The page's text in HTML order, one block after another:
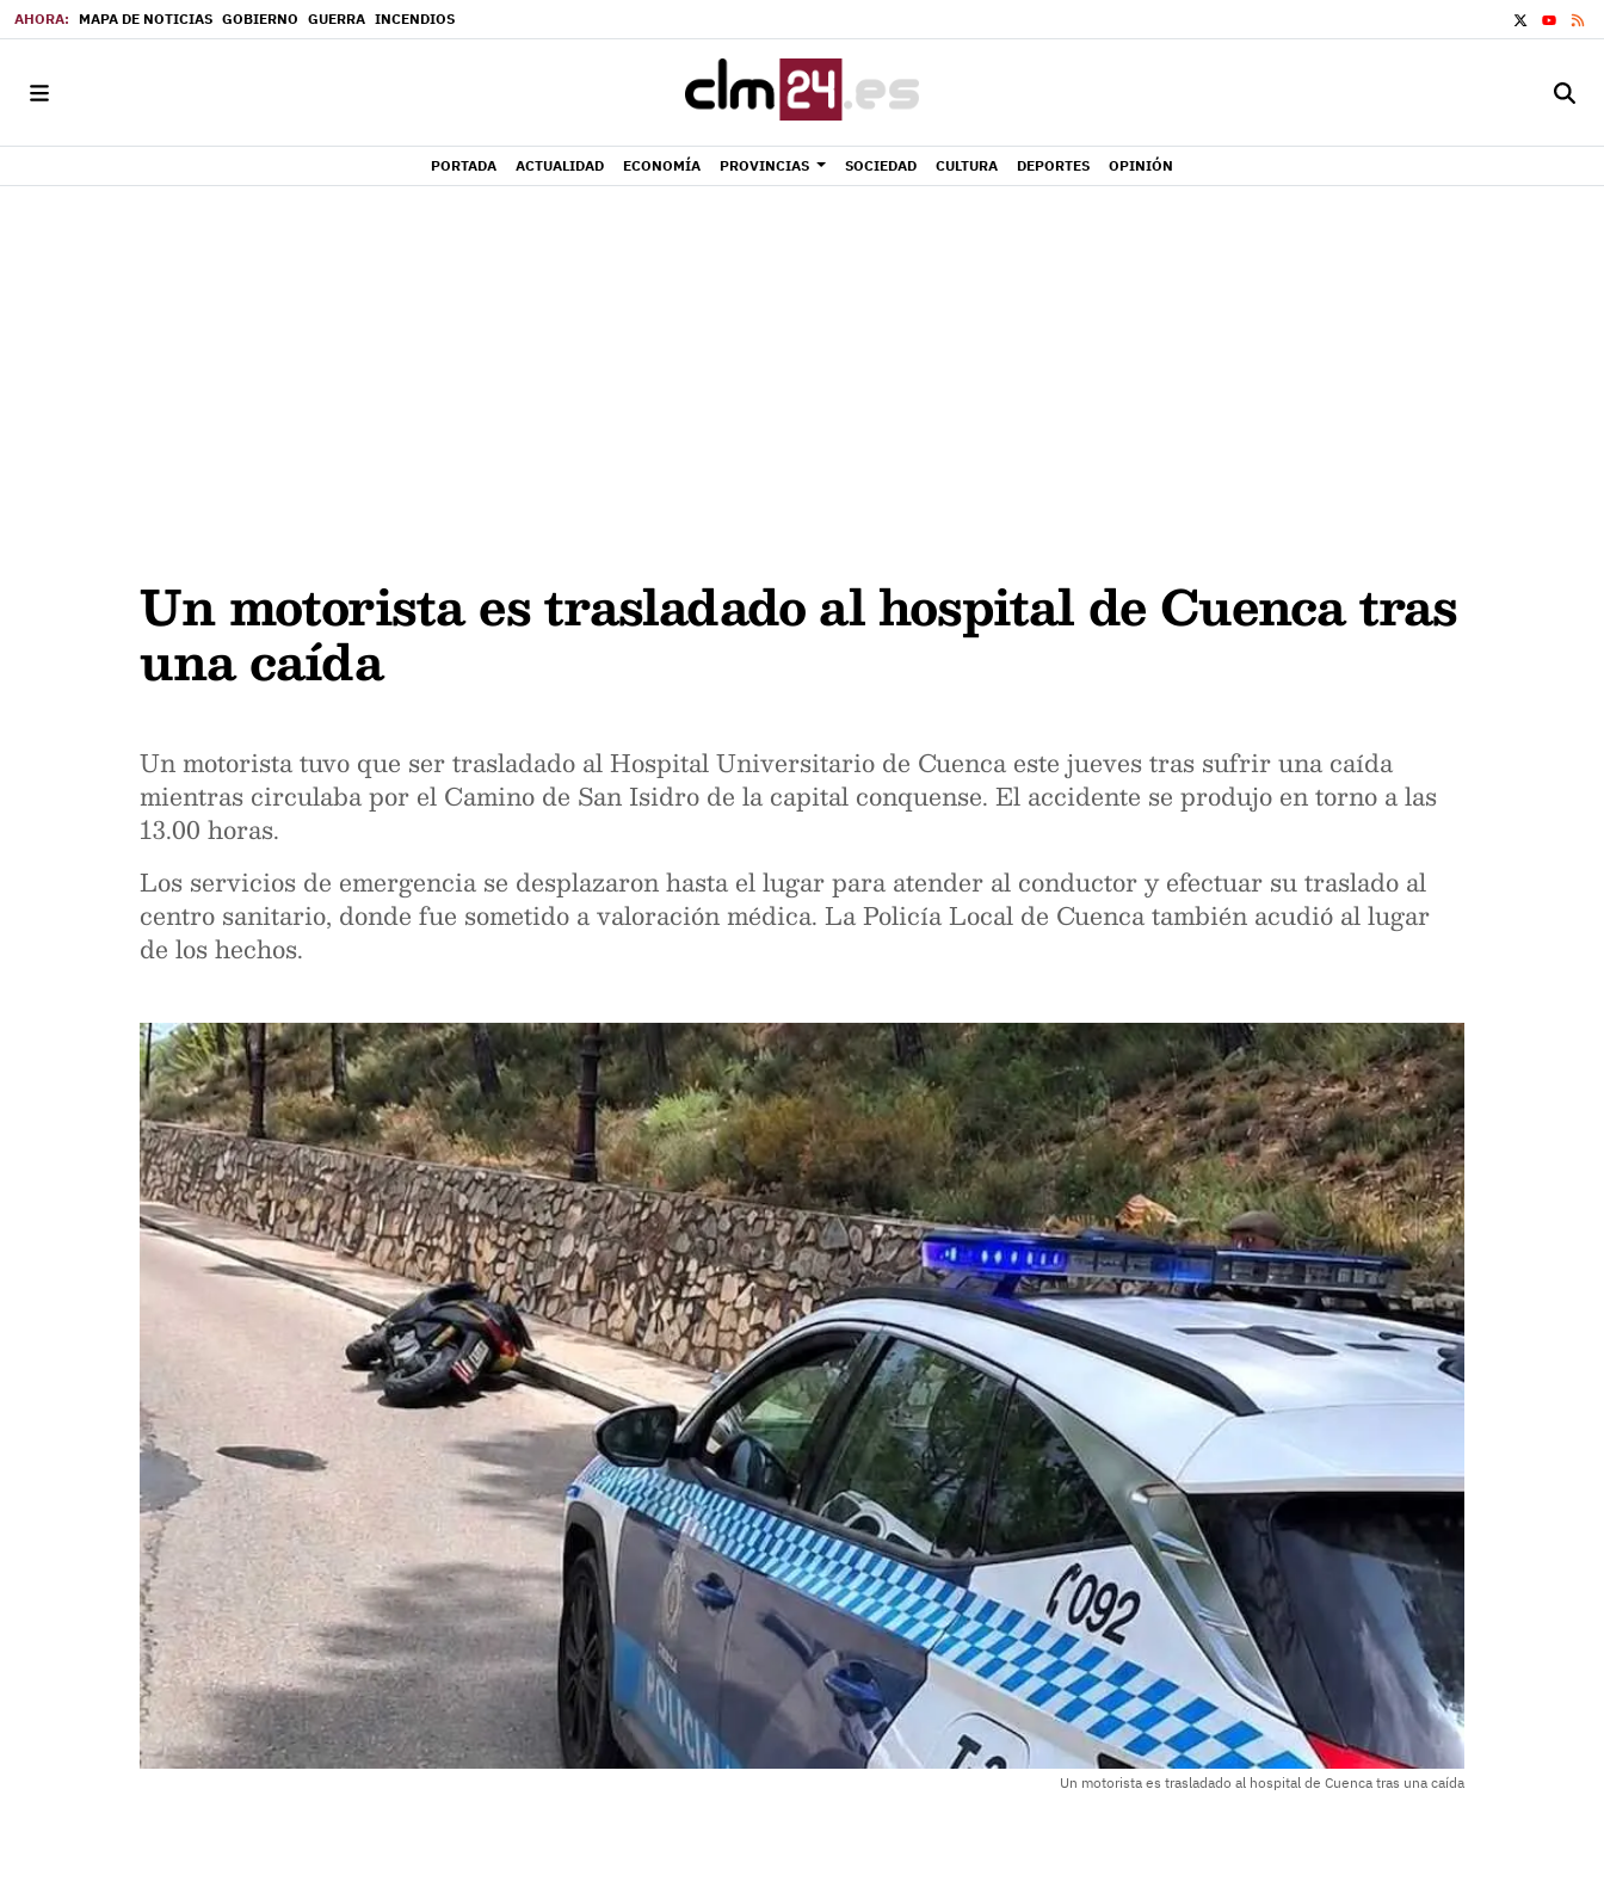
MAPA DE NOTICIAS GOBIERNO GUERRA INCENDIOS
YOUTUBE
PORTADA ACTUALIDAD ECONOMÍA PROVINCIAS SOCIEDAD CULTURA DEPORTES OPINIÓN
Un motorista es trasladado al hospital de Cuenca tras
una caída
Un motorista tuvo que ser trasladado al Hospital Universitario de Cuenca este jueves tras sufrir una caída
mientras circulaba por el Camino de San Isidro de la capital conquense. El accidente se produjo en torno a las
13.00 horas.
Los servicios de emergencia se desplazaron hasta el lugar para atender al conductor y efectuar su traslado al
centro sanitario, donde fue sometido a valoración médica. La Policía Local de Cuenca también acudió al lugar
de los hechos.
Un motorista es trasladado al hospital de Cuenca tras una caída